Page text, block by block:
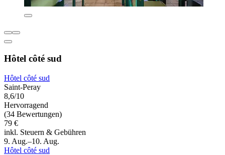
Hôtel côté sud
Hôtel côté sud
Saint-Peray
8,6/10
Hervorragend
(34 Bewertungen)
79 €
inkl. Steuern & Gebühren
9. Aug.–10. Aug.
Hôtel côté sud